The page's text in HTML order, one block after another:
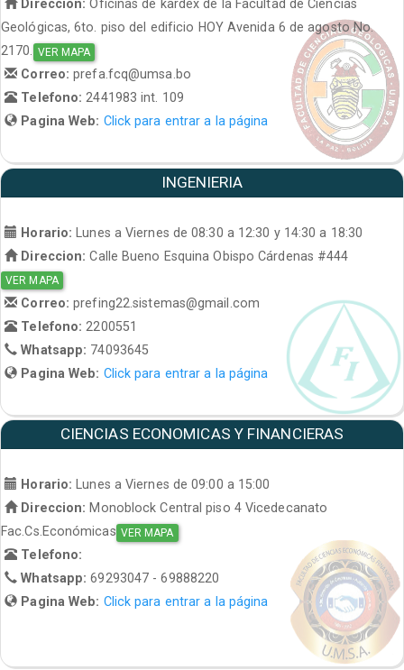
Direccion: Oficinas de kardex de la Facultad de Ciencias
Geológicas, 6to. piso del edificio HOY Avenida 6 de agosto No.
2170. VER MAPA
Correo:prefa.fcq@umsa.bo
Telefono:2441983 int. 109
Pagina Web: Click para entrar a la página
INGENIERIA
Horario:
Lunes a Viernes de 08:30 a 12:30 y 14:30 a 18:30
Direccion: Calle Bueno Esquina Obispo Cárdenas #444
VER MAPA
Correo:prefing22.sistemas@gmail.com
Telefono: 2200551
Whatsapp: 74093645
Pagina Web: Click para entrar a la página
CIENCIAS ECONOMICAS Y FINANCIERAS
Horario: Lunes a Viernes de 09:00 a 15:00
Direccion: Monoblock Central piso 4 Vicedecanato
Fac.Cs.Económicas VER MAPA
Telefono:
Whatsapp:69293047 - 69888220
Pagina Web: Click para entrar a la página